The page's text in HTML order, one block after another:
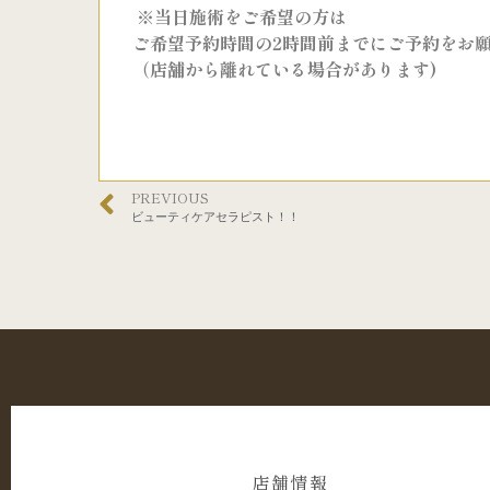
※当日施術をご希望の方は
ご希望予約時間の2時間前までにご予約をお
（店舗から離れている場合があります)
PREVIOUS
ビューティケアセラピスト！！
店舗情報